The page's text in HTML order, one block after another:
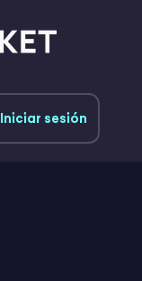
Iniciar sesión